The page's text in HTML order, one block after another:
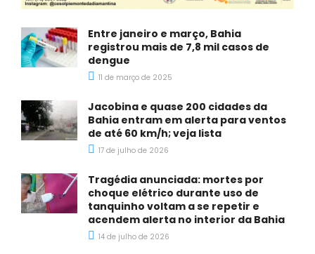
Entre janeiro e março, Bahia
registrou mais de 7,8 mil casos de
dengue
11 de março de 2025
Jacobina e quase 200 cidades da
Bahia entram em alerta para ventos
de até 60 km/h; veja lista
17 de julho de 2026
Tragédia anunciada: mortes por
choque elétrico durante uso de
tanquinho voltam a se repetir e
acendem alerta no interior da Bahia
14 de julho de 2026